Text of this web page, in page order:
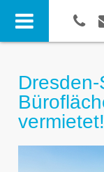
vermietet!